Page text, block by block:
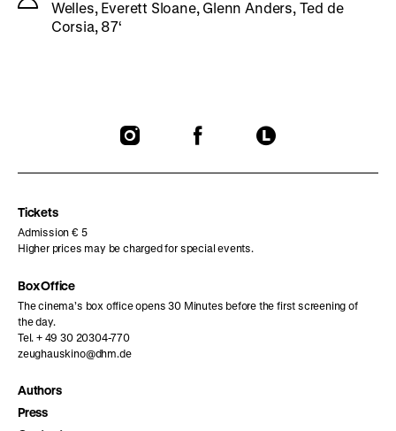
Welles, Everett Sloane, Glenn Anders, Ted de
Corsia, 87‘
To
To
To
Tickets
Admission € 5
Higher prices may be charged for special events.
Box Office
The cinema’s box office opens 30 Minutes before the first screening of
the day.
Tel. + 49 30 20304-770
zeughauskino@dhm.de
Authors
Press